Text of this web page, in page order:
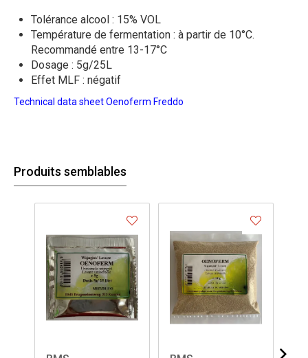
Tolérance alcool : 15% VOL
Température de fermentation : à partir de 10°C.
Recommandé entre 13-17°C
Dosage : 5g/25L
Effet MLF : négatif
Technical data sheet Oenoferm Freddo
Produits semblables